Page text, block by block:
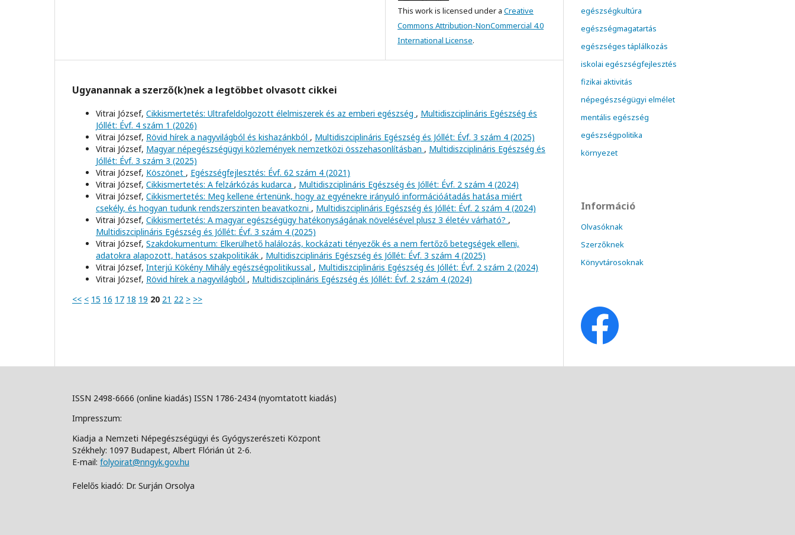
This work is licensed under a Creative
Commons Attribution-NonCommercial 4.0
International License.
Ugyanannak a szerző(k)nek a legtöbbet olvasott cikkei
Vitrai József, Cikkismertetés: Ultrafeldolgozott élelmiszerek és az emberi egészség , Multidiszciplináris Egészség és
Jóllét: Évf. 4 szám 1 (2026)
Vitrai József, Rövid hírek a nagyvilágból és kishazánkból , Multidiszciplináris Egészség és Jóllét: Évf. 3 szám 4 (2025)
Vitrai József, Magyar népegészségügyi közlemények nemzetközi összehasonlításban , Multidiszciplináris Egészség és
Jóllét: Évf. 3 szám 3 (2025)
Vitrai József, Köszönet , Egészségfejlesztés: Évf. 62 szám 4 (2021)
Vitrai József, Cikkismertetés: A felzárkózás kudarca , Multidiszciplináris Egészség és Jóllét: Évf. 2 szám 4 (2024)
Vitrai József, Cikkismertetés: Meg kellene értenünk, hogy az egyénekre irányuló információátadás hatása miért
csekély, és hogyan tudunk rendszerszinten beavatkozni , Multidiszciplináris Egészség és Jóllét: Évf. 2 szám 4 (2024)
Vitrai József, Cikkismertetés: A magyar egészségügy hatékonyságának növelésével plusz 3 életév várható? ,
Multidiszciplináris Egészség és Jóllét: Évf. 3 szám 4 (2025)
Vitrai József, Szakdokumentum: Elkerülhető halálozás, kockázati tényezők és a nem fertőző betegségek elleni,
adatokra alapozott, hatásos szakpolitikák , Multidiszciplináris Egészség és Jóllét: Évf. 3 szám 4 (2025)
Vitrai József, Interjú Kökény Mihály egészségpolitikussal , Multidiszciplináris Egészség és Jóllét: Évf. 2 szám 2 (2024)
Vitrai József, Rövid hírek a nagyvilágból , Multidiszciplináris Egészség és Jóllét: Évf. 2 szám 4 (2024)
<< < 15 16 17 18 19 20 21 22 > >>
egészségkultúra
egészségmagatartás
egészséges táplálkozás
iskolai egészségfejlesztés
fizikai aktivitás
népegészségügyi elmélet
mentális egészség
egészségpolitika
környezet
Információ
Olvasóknak
Szerzőknek
Könyvtárosoknak
ISSN 2498-6666 (online kiadás) ISSN 1786-2434 (nyomtatott kiadás)
Impresszum:
Kiadja a Nemzeti Népegészségügyi és Gyógyszerészeti Központ
Székhely: 1097 Budapest, Albert Flórián út 2-6.
E-mail: folyoirat@nngyk.gov.hu
Felelős kiadó: Dr. Surján Orsolya